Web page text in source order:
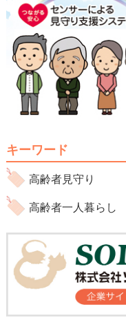
キーワード
高齢者見守り
高齢者一人暮らし